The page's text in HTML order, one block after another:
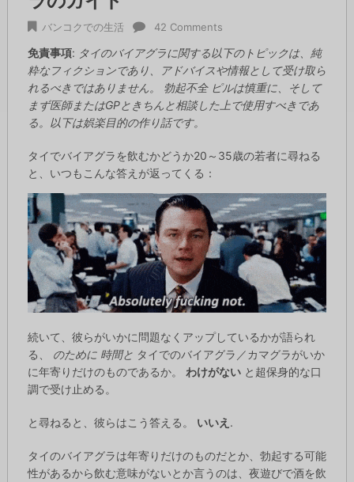
バンコクでの生活 42 Comments
免責事項: タイのバイアグラに関する以下のトピックは、純
粋なフィクションであり、アドバイスや情報として受け取ら
れるべきではありません。
勃起不全 ピルは慎重に、そして
まず医師またはGPときちんと相談した上で使用すべきであ
る。以下は娯楽目的の作り話です。
タイでバイアグラを飲むかどうか20～35歳の若者に尋ねる
と、いつもこんな答えが返ってくる：
続いて、彼らがいかに問題なくアップしているかが語られ
る、 のために 時間と タイでのバイアグラ／カマグラがいか
に年寄りだけのものであるか。 わけがないと超保身的な口
調で受け止める。
と尋ねると、彼らはこう答える。 いいえ .
タイのバイアグラは年寄りだけのものだとか、勃起する可能
性があるから飲む意味がないとか言うのは、夜遊びで酒を飲